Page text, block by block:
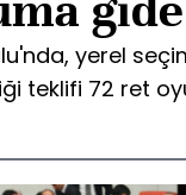
yerel
teklifi 72 ret